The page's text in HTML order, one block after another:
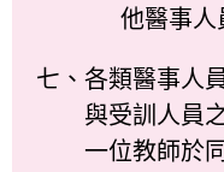
他醫事人
七、各類醫事人
與受訓人員
一位教師於